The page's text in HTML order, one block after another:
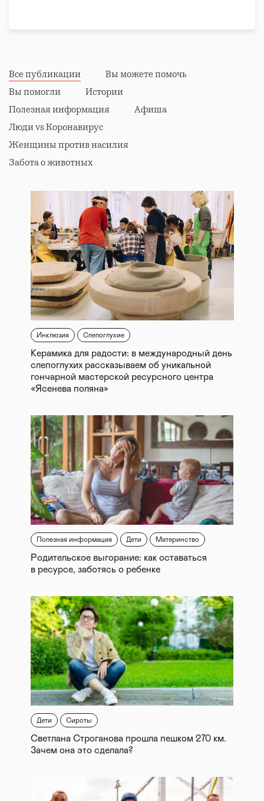
Все публикации
Вы можете помочь
Вы помогли
Истории
Полезная информация
Афиша
Люди vs Коронавирус
Женщины против насилия
Забота о животных
Инклюзия Слепоглухие
Керамика для радости: в международный день
слепоглухих рассказываем об уникальной
гончарной мастерской ресурсного центра
«Ясенева поляна»
Полезная информация Дети Материнство
Родительское выгорание: как оставаться
в ресурсе, заботясь о ребенке
Дети Сироты
Светлана Строганова прошла пешком 270 км.
Зачем она это сделала?